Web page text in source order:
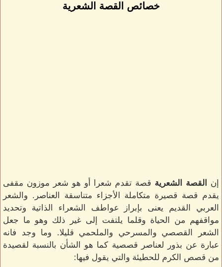
خصائص القصة الشعرية
إن القصة الشعرية قصة تقدم شعرا أو هو شعر موزون مقفى
يقدم قصة قصيرة متكاملة الأجزاء متناسقة العناصر. والشعر
العربي القديم يعنى بإبراز عواطف الشعراء الذاتية وتحديد
مواقفهم من الحياة وقلما يلتفت إلى غير ذلك وهو ما جعل
الشعر القصصي والمسرحي والملحمي قليلا. وما وجد فانه
عبارة عن بذور لعناصر قصصية كما هو الشأن بالنسبة لقصيدة
من قصص الكرم للحطيئة والتي يقول فيها: